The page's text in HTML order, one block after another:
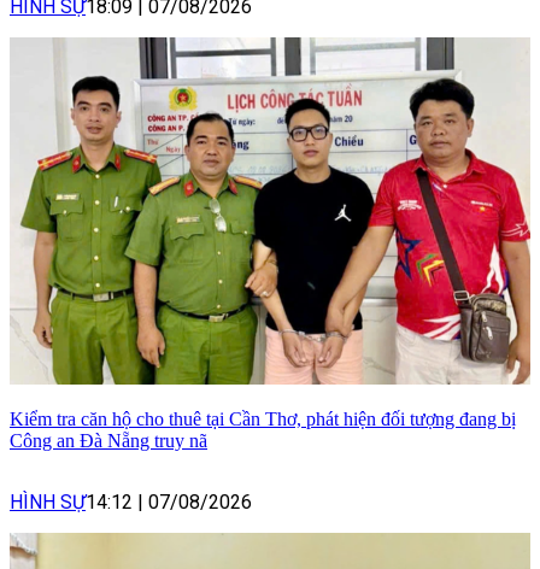
HÌNH SỰ18:09 07/08/2026
Kiểm tra căn hộ cho thuê tại Cần Thơ, phát hiện đối tượng đang bị
Công an Đà Nẵng truy nã
HÌNH SỰ14:12 07/08/2026